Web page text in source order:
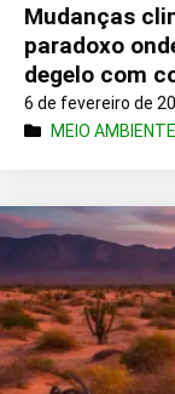
Mudanças
paradoxo
degelo com
6 de fevereiro de
MEIO AMBIENTE